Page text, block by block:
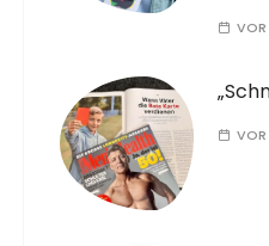
VOR
VOR